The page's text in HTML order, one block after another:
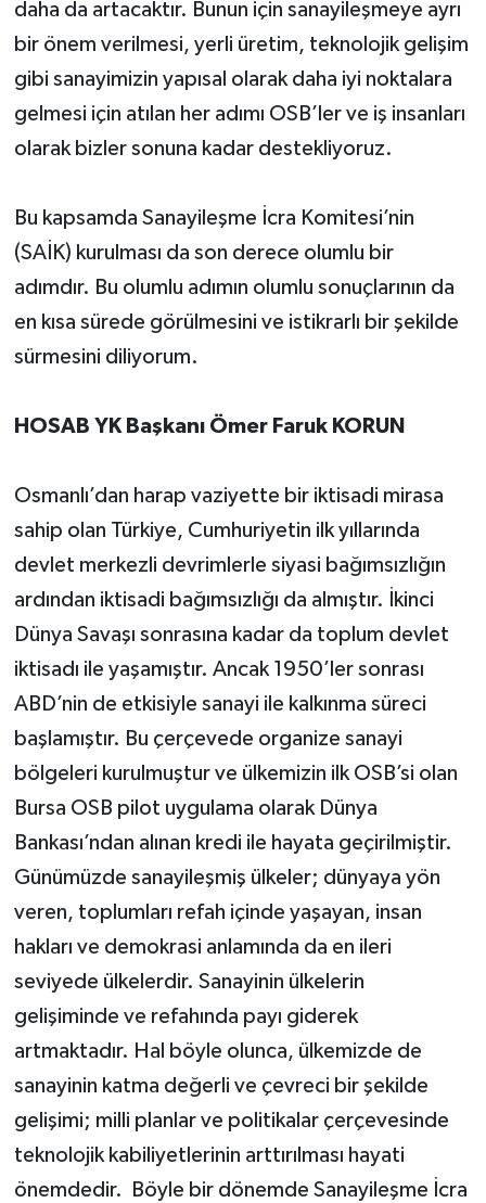
daha da artacaktır. Bunun için sanayileşmeye ayrı
bir önem verilmesi, yerli üretim, teknolojik gelişim
gibi sanayimizin yapısal olarak daha iyi noktalara
gelmesi için atılan her adımı OSB’ler ve iş insanları
olarak bizler sonuna kadar destekliyoruz.
Bu kapsamda Sanayileşme İcra Komitesi’nin
(SAİK) kurulması da son derece olumlu bir
adımdır. Bu olumlu adımın olumlu sonuçlarının da
en kısa sürede görülmesini ve istikrarlı bir şekilde
sürmesini diliyorum.
HOSAB YK Başkanı Ömer Faruk KORUN
Osmanlı’dan harap vaziyette bir iktisadi mirasa
sahip olan Türkiye, Cumhuriyetin ilk yıllarında
devlet merkezli devrimlerle siyasi bağımsızlığın
ardından iktisadi bağımsızlığı da almıştır. İkinci
Dünya Savaşı sonrasına kadar da toplum devlet
iktisadı ile yaşamıştır. Ancak 1950’ler sonrası
ABD’nin de etkisiyle sanayi ile kalkınma süreci
başlamıştır. Bu çerçevede organize sanayi
bölgeleri kurulmuştur ve ülkemizin ilk OSB’si olan
Bursa OSB pilot uygulama olarak Dünya
Bankası’ndan alınan kredi ile hayata geçirilmiştir.
Günümüzde sanayileşmiş ülkeler; dünyaya yön
veren, toplumları refah içinde yaşayan, insan
hakları ve demokrasi anlamında da en ileri
seviyede ülkelerdir. Sanayinin ülkelerin
gelişiminde ve refahında payı giderek
artmaktadır. Hal böyle olunca, ülkemizde de
sanayinin katma değerli ve çevreci bir şekilde
gelişimi; milli planlar ve politikalar çerçevesinde
teknolojik kabiliyetlerinin arttırılması hayati
önemdedir. Böyle bir dönemde Sanayileşme İcra